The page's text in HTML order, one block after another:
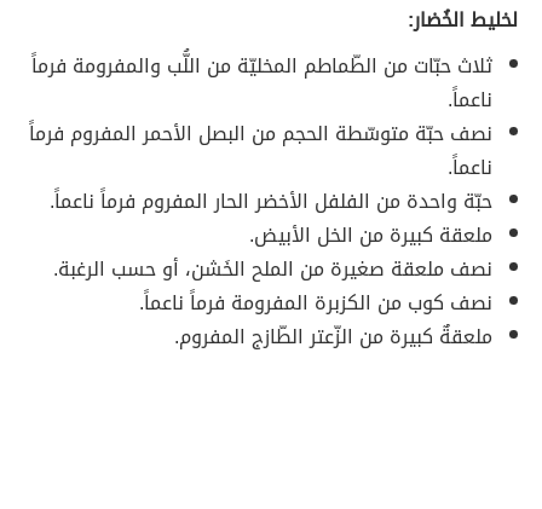
لخليط الخُضار:
ثلاث حبّات من الطّماطم المخليّة من اللُّب والمفرومة فرماً
ناعماً.
نصف حبّة متوسّطة الحجم من البصل الأحمر المفروم فرماً
ناعماً.
حبّة واحدة من الفلفل الأخضر الحار المفروم فرماً ناعماً.
ملعقة كبيرة من الخل الأبيض.
نصف ملعقة صغيرة من الملح الخَشن، أو حسب الرغبة.
نصف كوب من الكزبرة المفرومة فرماً ناعماً.
ملعقةٌ كبيرة من الزّعتر الطّازج المفروم.